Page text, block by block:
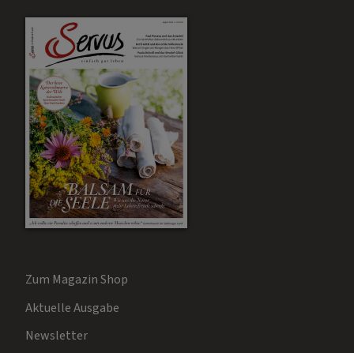
Zum Magazin Shop
Aktuelle Ausgabe
Newsletter